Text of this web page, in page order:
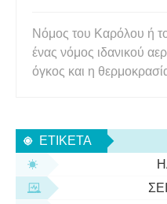
Νόμος του Καρόλου ή
ένας νόμος ιδανικού
όγκος και η
διπλασιάζει τον όγκο
θερμοκρασίας ενός
ΕΤΙΚΈΤΑ